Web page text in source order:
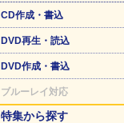
CD作成・書込
DVD再生・読込
DVD作成・書込
ブルーレイ対応
特集から探す